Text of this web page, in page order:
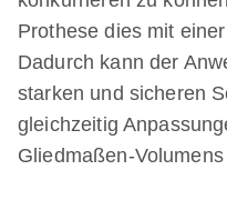
Prothese dies mit
Dadurch kann der
starken und sicheren
gleichzeitig
Gliedmaßen-